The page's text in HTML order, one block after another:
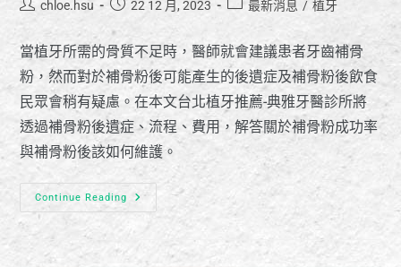
chloe.hsu 22 12 月, 2023 最新消息 / 植牙
當植牙所需的骨質不足時，醫師就會建議患者牙齒補骨
粉，然而對於補骨粉後可能產生的後遺症及補骨粉後飲食
民眾會稍有疑慮。在本文台北植牙推薦-典雅牙醫診所將
透過補骨粉後遺症、流程、費用，解答關於補骨粉成功率
與補骨粉後該如何維護。
Continue Reading